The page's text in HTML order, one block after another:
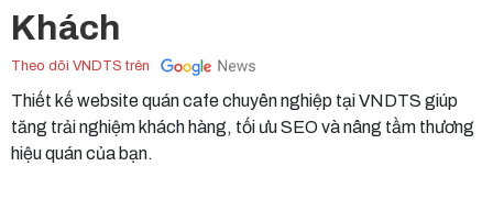
Khách
Theo dõi VNDTS trên
Thiết kế website quán cafe chuyên nghiệp tại VNDTS giúp
tăng trải nghiệm khách hàng, tối ưu SEO và nâng tầm thương
hiệu quán của bạn.